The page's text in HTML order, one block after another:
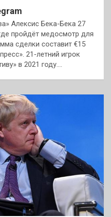
Алексис Бека-Бека 27
пройдёт медосмотр для
сделки составит €15
21-летний игрок
в 2021 году.…